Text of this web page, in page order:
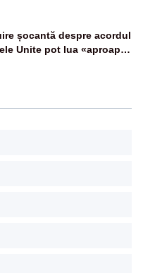
șocantă despre acordul
Unite pot lua «aproape
Ucrainei”